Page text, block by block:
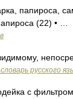
папироса,
(22) • …
русского
с